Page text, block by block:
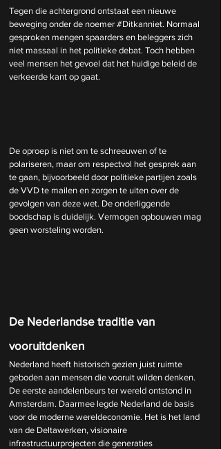
Tegen die achtergrond ontstaat een nieuwe
beweging onder de noemer #Ditkanniet. Normaal
gesproken mengen spaarders en beleggers zich
niet massaal in het politieke debat. Toch hebben
veel mensen het gevoel dat het huidige beleid de
verkeerde kant op gaat.
De oproep is niet om te schreeuwen of te
polariseren, maar om respectvol het gesprek aan
te gaan, bijvoorbeeld door politieke partijen zoals
de VVD te mailen en zorgen te uiten over de
gevolgen van deze wet. De onderliggende
boodschap is duidelijk. Vermogen opbouwen mag
geen worsteling worden.
De Nederlandse traditie van
vooruitdenken
Nederland heeft historisch gezien juist ruimte
geboden aan mensen die vooruit wilden denken.
De eerste aandelenbeurs ter wereld ontstond in
Amsterdam. Daarmee legde Nederland de basis
voor de moderne wereldeconomie. Het is het land
van de Deltawerken, visionaire
infrastructuurprojecten die generaties